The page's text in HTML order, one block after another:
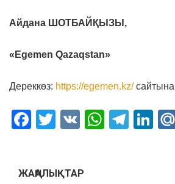
Айдана ШОТБАЙҚЫЗЫ,
«Egemen Qazaqstan»
Дереккөз: https://egemen.kz/
Facebook
Twitter
VK
ЖАҢАЛЫҚТАР